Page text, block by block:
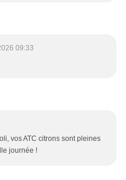
09:33
vos ATC citrons sont pleines
journée !